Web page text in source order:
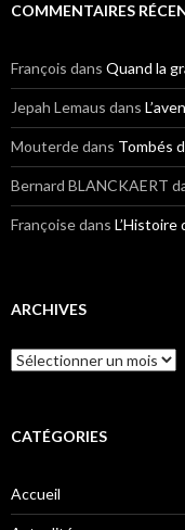
COMMENTAIRES
François dans Quand la
Jepah Lemaus dans
Mouterdedans Tombés
Bernard BLANCKAERT
Françoisedans
ARCHIVES
Archives
CATÉGORIES
Accueil